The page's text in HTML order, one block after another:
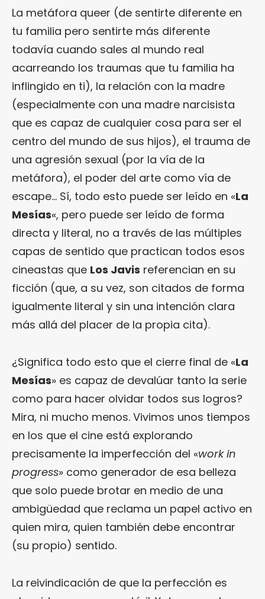
La metáfora queer (de sentirte diferente en
tu familia pero sentirte más diferente
todavía cuando sales al mundo real
acarreando los traumas que tu familia ha
inflingido en ti), la relación con la madre
(especialmente con una madre narcisista
que es capaz de cualquier cosa para ser el
centro del mundo de sus hijos), el trauma de
una agresión sexual (por la vía de la
metáfora), el poder del arte como vía de
escape… Sí, todo esto puede ser leído en «La
Mesías«, pero puede ser leído de forma
directa y literal, no a través de las múltiples
capas de sentido que practican todos esos
cineastas que Los Javis referencian en su
ficción (que, a su vez, son citados de forma
igualmente literal y sin una intención clara
más allá del placer de la propia cita).
¿Significa todo esto que el cierre final de «La
Mesías» es capaz de devalúar tanto la serie
como para hacer olvidar todos sus logros?
Mira, ni mucho menos. Vivimos unos tiempos
en los que el cine está explorando
precisamente la imperfección del «work in
progress» como generador de esa belleza
que solo puede brotar en medio de una
ambigüedad que reclama un papel activo en
quien mira, quien también debe encontrar
(su propio) sentido.
La reivindicación de que la perfección es